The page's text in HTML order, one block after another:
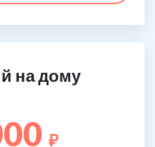
на дому
₽